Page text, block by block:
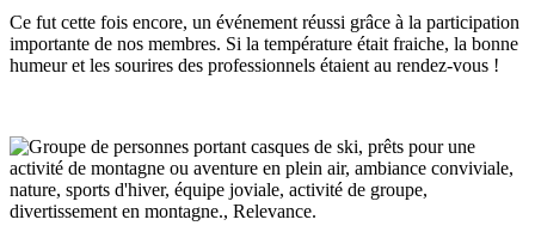
Ce fut cette fois encore, un événement réussi grâce à la participation
importante de nos membres. Si la température était fraiche, la bonne
humeur et les sourires des professionnels étaient au rendez-vous !